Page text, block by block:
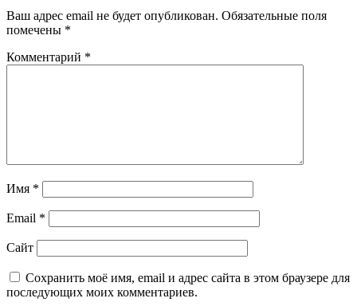
Ваш адрес email не будет опубликован. Обязательные поля
помечены *
Комментарий *
Имя *
Email *
Сайт
Сохранить моё имя, email и адрес сайта в этом браузере для
последующих моих комментариев.